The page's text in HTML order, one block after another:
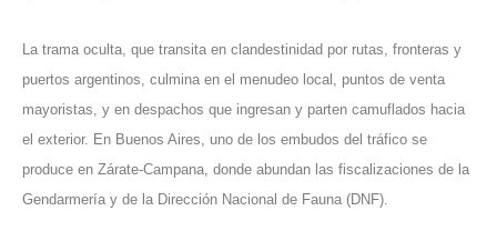
La trama oculta, que transita en clandestinidad por rutas, fronteras y
puertos argentinos, culmina en el menudeo local, puntos de venta
mayoristas, y en despachos que ingresan y parten camuflados hacia
el exterior. En Buenos Aires, uno de los embudos del tráfico se
produce en Zárate-Campana, donde abundan las fiscalizaciones de la
Gendarmería y de la Dirección Nacional de Fauna (DNF).